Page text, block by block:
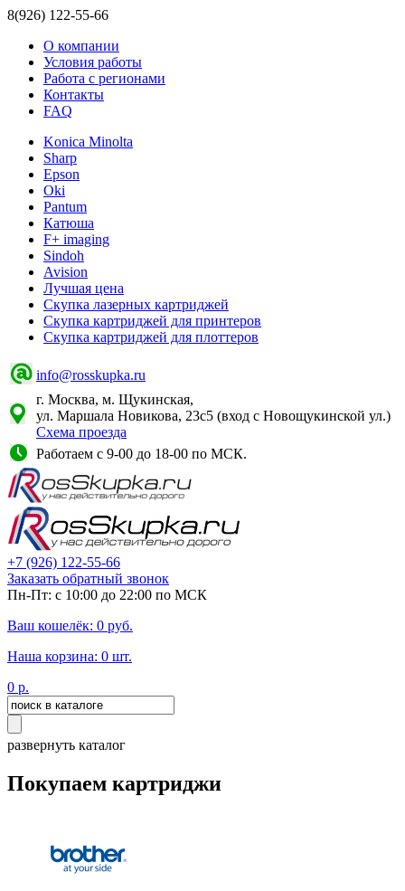
8(926) 122-55-66
О компании
Условия работы
Работа с регионами
Контакты
FAQ
Konica Minolta
Sharp
Epson
Oki
Pantum
Катюша
F+ imaging
Sindoh
Avision
Лучшая цена
Скупка лазерных картриджей
Скупка картриджей для принтеров
Скупка картриджей для плоттеров
info@rosskupka.ru
г. Москва, м. Щукинская,
ул. Маршала Новикова, 23с5 (вход с Новощукинской ул.)
Схема проезда
Работаем с 9-00 до 18-00 по МСК.
+7 (926) 122-55-66
Заказать обратный звонок
Пн-Пт: с 10:00 до 22:00 по МСК
Ваш кошелёк: 0 руб.
Наша корзина: 0 шт.
0 р.
развернуть каталог
Покупаем картриджи